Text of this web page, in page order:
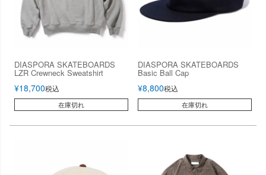
DIASPORA SKATEBOARDS
LZR Crewneck Sweatshirt
¥18,700税込
在庫切れ
DIASPORA SKATEBOARDS
Basic Ball Cap
¥8,800税込
在庫切れ